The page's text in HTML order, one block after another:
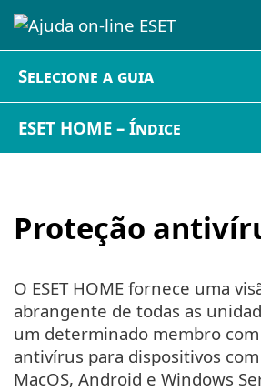
Selecione a guia
ESET HOME – Índice
Proteção
O ESET HOME fornece uma
abrangente de todas as
um determinado membro
antivírus para dispositivos
MacOS, Android e Windows